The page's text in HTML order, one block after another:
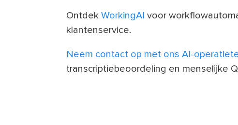
Ontdek WorkingAI voor
klantenservice.
Neem contact op met ons AI-
transcriptiebeoordeling en menselijke